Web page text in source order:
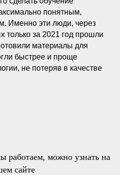
понятным,
Именно эти люди, через
только за 2021 год прошли
материалы для
быстрее и проще
не потеряв в качестве
работаем, можно узнать на
сайте